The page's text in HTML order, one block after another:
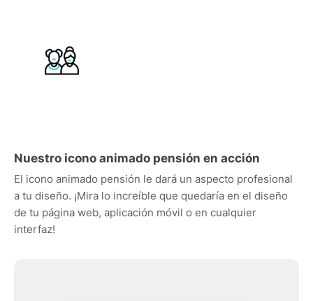
Nuestro icono animado pensión en acción
El icono animado pensión le dará un aspecto profesional
a tu diseño. ¡Mira lo increíble que quedaría en el diseño
de tu página web, aplicación móvil o en cualquier
interfaz!